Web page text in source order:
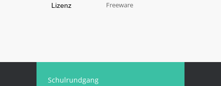
Lizenz Freeware
Schulrundgang